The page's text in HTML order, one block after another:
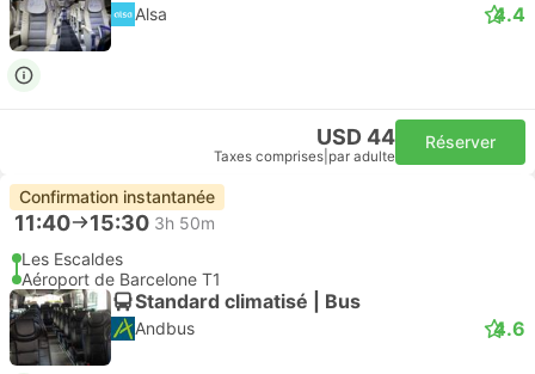
Alsa 4.4
USD 44
Taxes comprises par adulte
Réserver
Confirmation instantanée
11:40 15:30 3h 50m
Les Escaldes
Aéroport de Barcelone T1
Standard climatisé | Bus
Andbus 4.6